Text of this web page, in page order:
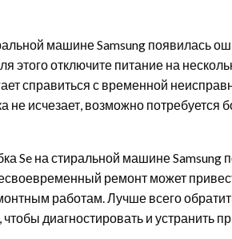
машине Samsung появилась
этого отключите питание на
справиться с временной
не исчезает, возможно потребуется
Se на стиральной машине Samsung
ремонт может
работам. Лучше всего
диагностировать и устранить